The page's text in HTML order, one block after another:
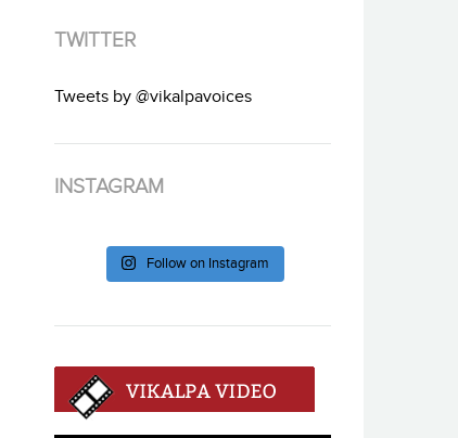
TWITTER
Tweets by @vikalpavoices
INSTAGRAM
Follow on Instagram